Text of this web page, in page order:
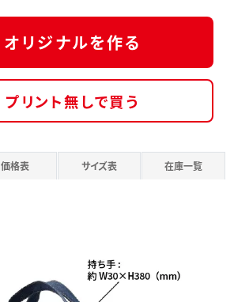
オリジナルを作る
プリント無しで買う
価格表 サイズ表 在庫一覧